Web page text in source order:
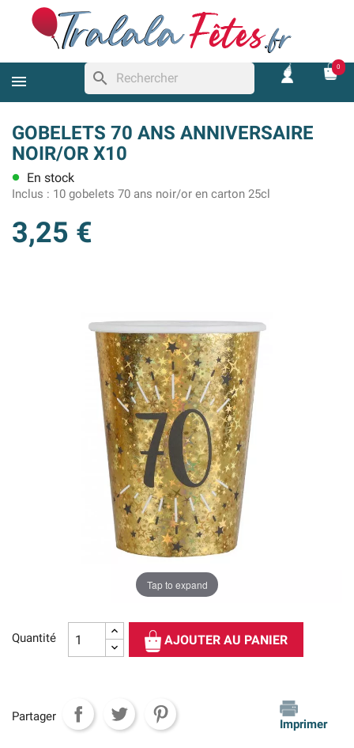
search
0
GOBELETS 70 ANS ANNIVERSAIRE
NOIR/OR X10
lens En stock
Inclus : 10 gobelets 70 ans noir/or en carton 25cl
3,25 €
Tap to expand
Quantité AJOUTER AU PANIER
Partager
Imprimer